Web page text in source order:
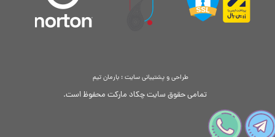
تمامی حقوق سایت چکاد مارکت محفوظ است.
طراحی و پشتیبانی سایت : بارمان تیم